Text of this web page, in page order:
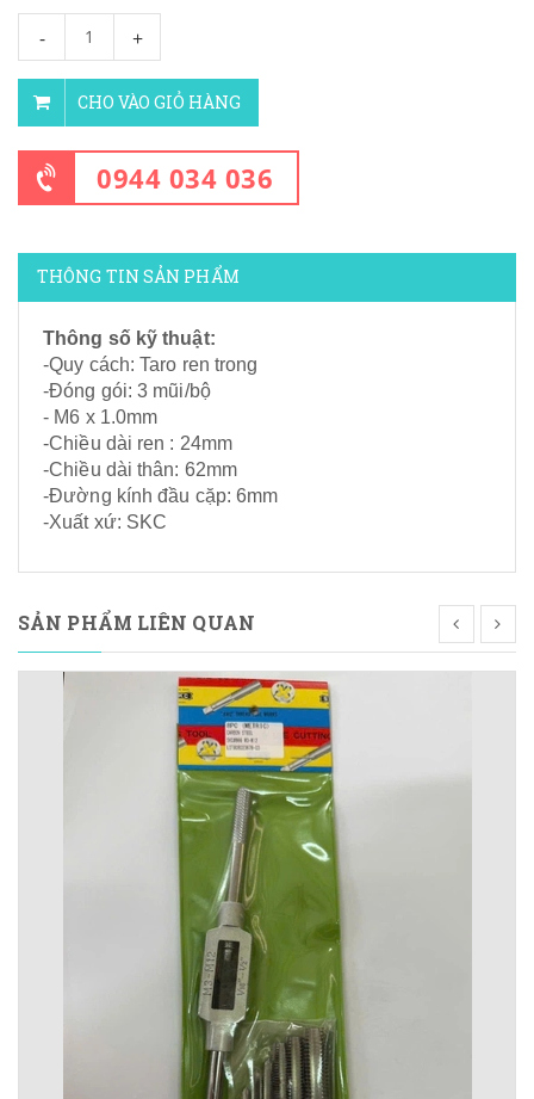
- +
CHO VÀO GIỎ HÀNG
0944 034 036
THÔNG TIN SẢN PHẨM
Thông số kỹ thuật:
-Quy cách: Taro ren trong
-Đóng gói: 3 mũi/bộ
- M6 x 1.0mm
-Chiều dài ren : 24mm
-Chiều dài thân: 62mm
-Đường kính đầu cặp: 6mm
-Xuất xứ: SKC
SẢN PHẨM LIÊN QUAN